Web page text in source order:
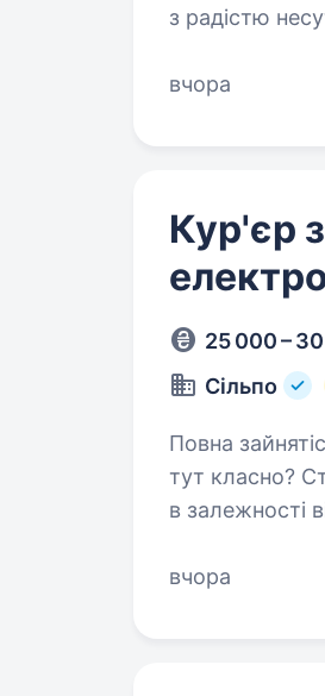
з радістю несуть
вчора
Кур'єр
25 000 –
Сільпо
Повна
тут класно? Стабільність нашого партнерства Конкурентний дохід
в залежності
вчора